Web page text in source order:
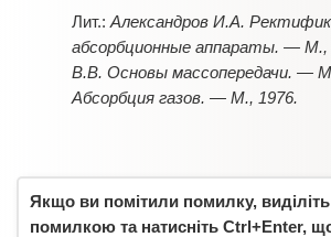
Александров И.А.
абсорбционные аппараты. — М.,
В.В. Основы массопередачи. —
Абсорбция газов. — М., 1976.
Якщо ви помітили помилку, виділіть
помилкою та натисніть Ctrl+Enter,